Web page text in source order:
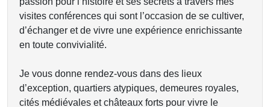
visites conférences qui sont l’occasion de se cultiver,
d’échanger et de vivre une expérience enrichissante
en toute convivialité.
Je vous donne rendez-vous dans des lieux
d’exception, quartiers atypiques, demeures royales,
cités médiévales et châteaux forts pour vivre le